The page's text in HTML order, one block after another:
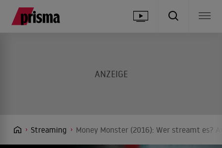
Streaming Money Monster (2016): Wer streamt es?